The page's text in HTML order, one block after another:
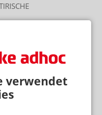
verwendet
Verbot /
möglich / Mobile
Erstimpfungen